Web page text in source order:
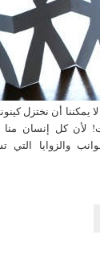
يمكننا أن نختزل
لأن كل إنسان منا
والزوايا